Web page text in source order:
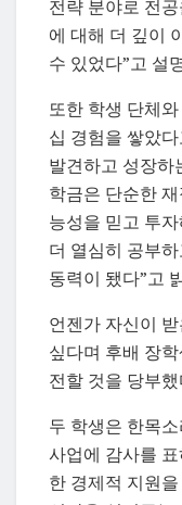
전략 분야로 전
에 대해 더 깊이
수 있었다”고 설
또한 학생 단체
십 경험을 쌓았
발견하고 성장하
학금은 단순한
능성을 믿고 투
더 열심히 공부
동력이 됐다”고
언젠가 자신이
싶다며 후배 장
전할 것을 당부했
두 학생은 한목
사업에 감사를
한 경제적 지원